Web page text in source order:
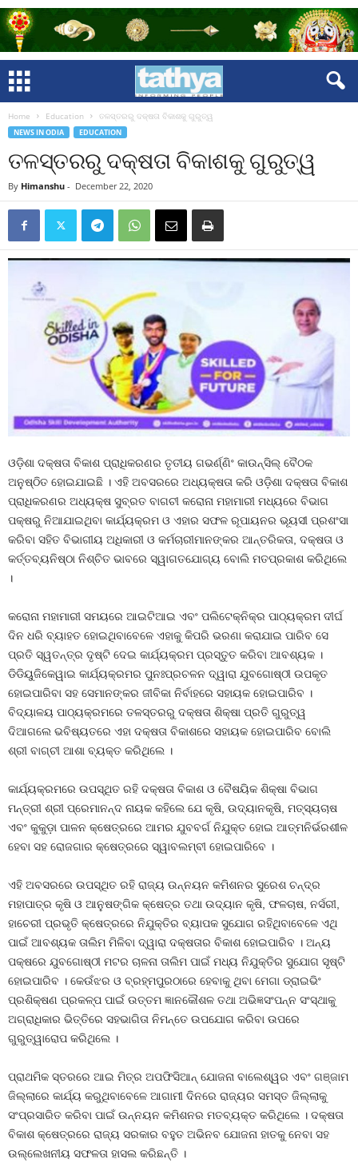
Home Education ତଳସ୍ତରରୁ ଦକ୍ଷତା ବିକାଶକୁ ଗୁରୁତ୍ୱ
NEWS IN ODIA EDUCATION
ତଳସ୍ତରରୁ ଦକ୍ଷତା ବିକାଶକୁ ଗୁରୁତ୍ୱ
By Himanshu - December 22, 2020
ଓଡ଼ିଶା ଦକ୍ଷତା ବିକାଶ ପ୍ରାଧିକରଣର ତୃତୀୟ ଗଭର୍ଣ୍ଣିଂ କାଉନ୍‌ସିଲ୍‌ ବୈଠକ
ଅନୁଷ୍ଠିତ ହୋଇଯାଇଛି । ଏହି ଅବସରରେ ଅଧ୍ୟକ୍ଷତା କରି ଓଡ଼ିଶା ଦକ୍ଷତା ବିକାଶ
ପ୍ରାଧିକରଣର ଅଧ୍ୟକ୍ଷ ସୁବ୍ରତ ବାଗଚୀ କରୋନା ମହାମାରୀ ମଧ୍ୟରେ ବିଭାଗ
ପକ୍ଷରୁ ନିଆଯାଇଥିବା କାର୍ଯ୍ୟକ୍ରମ ଓ ଏହାର ସଫଳ ରୂପାୟନର ଭୂୟସୀ ପ୍ରଶଂସା
କରିବା ସହିତ ବିଭାଗୀୟ ଅଧିକାରୀ ଓ କର୍ମଚାରୀମାନଙ୍କର ଆନ୍ତରିକତା, ଦକ୍ଷତା ଓ
କର୍ତ୍ତବ୍ୟନିଷ୍ଠା ନିଶ୍ଚିତ ଭାବରେ ସ୍ୱାଗତଯୋଗ୍ୟ ବୋଲି ମତପ୍ରକାଶ କରିଥିଲେ
।
କରୋନା ମହାମାରୀ ସମୟରେ ଆଇଟିଆଇ ଏବଂ ପଲିଟେକ୍‌ନିକ୍‌ର ପାଠ୍ୟକ୍ରମ ଦୀର୍ଘ
ଦିନ ଧରି ବ୍ୟାହତ ହୋଇଥିବାବେଳେ ଏହାକୁ କିପରି ଭରଣା କରାଯାଇ ପାରିବ ସେ
ପ୍ରତି ସ୍ୱତନ୍ତ୍ର ଦୃଷ୍ଟି ଦେଇ କାର୍ଯ୍ୟକ୍ରମ ପ୍ରସ୍ତୁତ କରିବା ଆବଶ୍ୟକ ।
ଡିଡିୟୁଜିକେୱାଇ କାର୍ଯ୍ୟକ୍ରମର ପୁନଃପ୍ରଚଳନ ଦ୍ୱାରା ଯୁବଗୋଷ୍ଠୀ ଉପକୃତ
ହୋଇପାରିବା ସହ ସେମାନଙ୍କର ଜୀବିକା ନିର୍ବାହରେ ସହାୟକ ହୋଇପାରିବ ।
ବିଦ୍ୟାଳୟ ପାଠ୍ୟକ୍ରମରେ ତଳସ୍ତରରୁ ଦକ୍ଷତା ଶିକ୍ଷା ପ୍ରତି ଗୁରୁତ୍ୱ
ଦିଆଗଲେ ଭବିଷ୍ୟତରେ ଏହା ଦକ୍ଷତା ବିକାଶରେ ସହାୟକ ହୋଇପାରିବ ବୋଲି
ଶ୍ରୀ ବାଗ୍‌ଚୀ ଆଶା ବ୍ୟକ୍ତ କରିଥିଲେ ।
କାର୍ଯ୍ୟକ୍ରମରେ ଉପସ୍ଥିତ ରହି ଦକ୍ଷତା ବିକାଶ ଓ ବୈଷୟିକ ଶିକ୍ଷା ବିଭାଗ
ମନ୍ତ୍ରୀ ଶ୍ରୀ ପ୍ରେମାନନ୍ଦ ନାୟକ କହିଲେ ଯେ କୃଷି, ଉଦ୍ୟାନକୃଷି, ମତ୍ସ୍ୟଚାଷ
ଏବଂ କୁକୁଡ଼ା ପାଳନ କ୍ଷେତ୍ରରେ ଆମର ଯୁବବର୍ଗ ନିଯୁକ୍ତ ହୋଇ ଆତ୍ମନିର୍ଭରଶୀଳ
ହେବା ସହ ରୋଜଗାର କ୍ଷେତ୍ରରେ ସ୍ୱାବଲମ୍ବୀ ହୋଇପାରିବେ ।
ଏହି ଅବସରରେ ଉପସ୍ଥିତ ରହି ରାଜ୍ୟ ଉନ୍ନୟନ କମିଶନର ସୁରେଶ ଚନ୍ଦ୍ର
ମହାପାତ୍ର କୃଷି ଓ ଆନୁଷଙ୍ଗିକ କ୍ଷେତ୍ର ତଥା ଉଦ୍ୟାନ କୃଷି, ଫଳଚାଷ, ନର୍ସରୀ,
ହାଚେରୀ ପ୍ରଭୃତି କ୍ଷେତ୍ରରେ ନିଯୁକ୍ତିର ବ୍ୟାପକ ସୁଯୋଗ ରହିଥିବାବେଳେ ଏଥି
ପାଇଁ ଆବଶ୍ୟକ ତାଲିମ ମିଳିବା ଦ୍ୱାରା ଦକ୍ଷତାର ବିକାଶ ହୋଇପାରିବ । ଅନ୍ୟ
ପକ୍ଷରେ ଯୁବଗୋଷ୍ଠୀ ମଟର ଚାଳନା ତାଲିମ ପାଇଁ ମଧ୍ୟ ନିଯୁକ୍ତିର ସୁଯୋଗ ସୃଷ୍ଟି
ହୋଇପାରିବ । କେଉଁଝର ଓ ବ୍ରହ୍ମପୁରଠାରେ ହେବାକୁ ଥିବା ମେଗା ଡ୍ରାଇଭିଂ
ପ୍ରଶିକ୍ଷଣ ପ୍ରକଳ୍ପ ପାଇଁ ଉତ୍ତମ ଜ୍ଞାନକୌଶଳ ତଥା ଅଭିଜ୍ଞସଂପନ୍ନ ସଂସ୍ଥାକୁ
ଅଗ୍ରାଧିକାର ଭିତ୍ତିରେ ସହଭାଗିତା ନିମନ୍ତେ ଉପଯୋଗ କରିବା ଉପରେ
ଗୁରୁତ୍ୱାରୋପ କରିଥିଲେ ।
ପ୍ରାଥମିକ ସ୍ତରରେ ଆଇ ମିତ୍ର ଅପଫିସିଆନ୍‌ ଯୋଜନା ବାଲେଶ୍ୱର ଏବଂ ଗଞ୍ଜାମ
ଜିଲ୍ଲାରେ କାର୍ଯ୍ୟ କରୁଥିବାବେଳେ ଆଗାମୀ ଦିନରେ ରାଜ୍ୟର ସମସ୍ତ ଜିଲ୍ଲାକୁ
ସଂପ୍ରସାରିତ କରିବା ପାଇଁ ଉନ୍ନୟନ କମିଶନର ମତବ୍ୟକ୍ତ କରିଥିଲେ । ଦକ୍ଷତା
ବିକାଶ କ୍ଷେତ୍ରରେ ରାଜ୍ୟ ସରକାର ବହୁତ ଅଭିନବ ଯୋଜନା ହାତକୁ ନେବା ସହ
ଉଲ୍ଲେଖନୀୟ ସଫଳତା ହାସଲ କରିଛନ୍ତି ।